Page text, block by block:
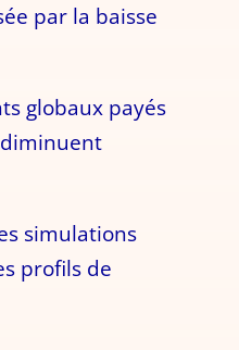
par la baisse
globaux payés
simulations
profils de